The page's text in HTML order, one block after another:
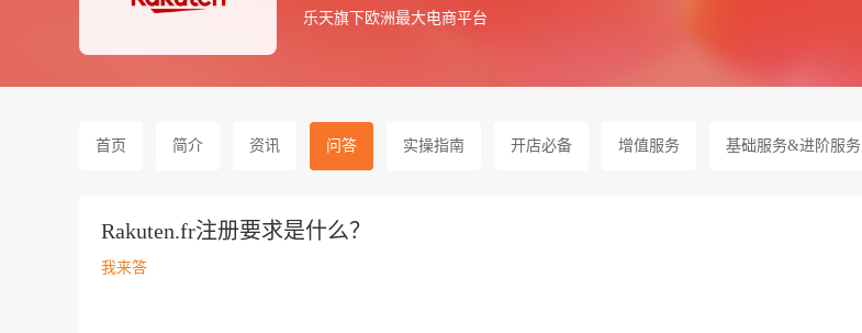
乐天旗下欧洲最大电商平台
首页 简介 资讯 问答 实操指南 开店必备 增值服务 基础服务&进阶服务
Rakuten.fr注册要求是什么？
我来答